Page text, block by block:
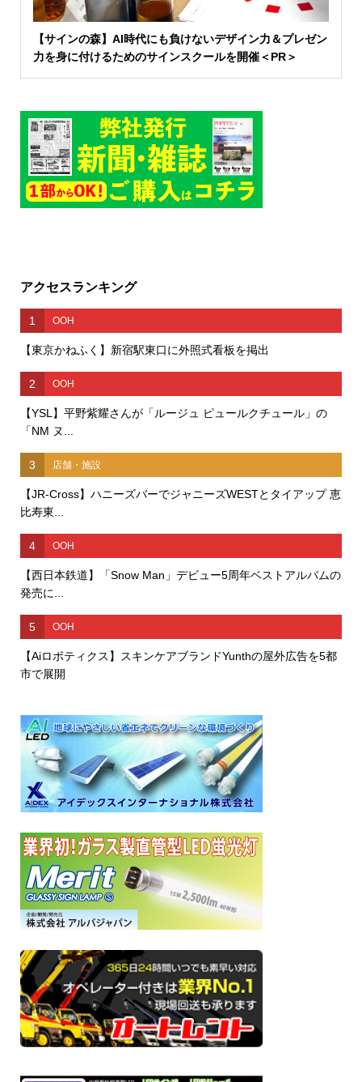
【サインの森】AI時代にも負けないデザイン力＆プレゼン
力を身に付けるためのサインスクールを開催＜PR＞
アクセスランキング
1 OOH
【東京かねふく】新宿駅東口に外照式看板を掲出
2 OOH
【YSL】平野紫耀さんが「ルージュ ピュールクチュール」の
「NM ヌ...
3 店舗・施設
【JR-Cross】ハニーズバーでジャニーズWESTとタイアップ 恵
比寿東...
4 OOH
【西日本鉄道】「Snow Man」デビュー5周年ベストアルバムの
発売に...
5 OOH
【Aiロボティクス】スキンケアブランドYunthの屋外広告を5都
市で展開